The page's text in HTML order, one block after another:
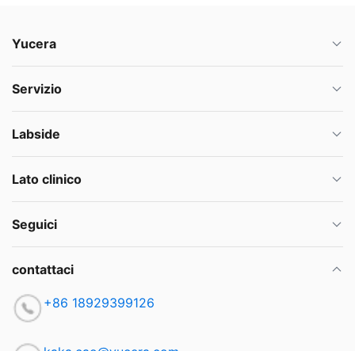
Yucera
Servizio
Labside
Lato clinico
Seguici
contattaci
+86 18929399126